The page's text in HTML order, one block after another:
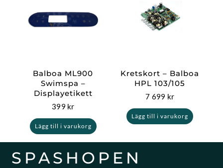
Balboa ML900
Swimspa –
Displayetikett
399 kr
Lägg till i varukorg
Kretskort – Balboa
HPL 103/105
7 699 kr
Lägg till i varukorg
SPASHOPEN